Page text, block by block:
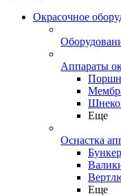
Окрасочное
Аппараты
Еще
Оснастка
Еще